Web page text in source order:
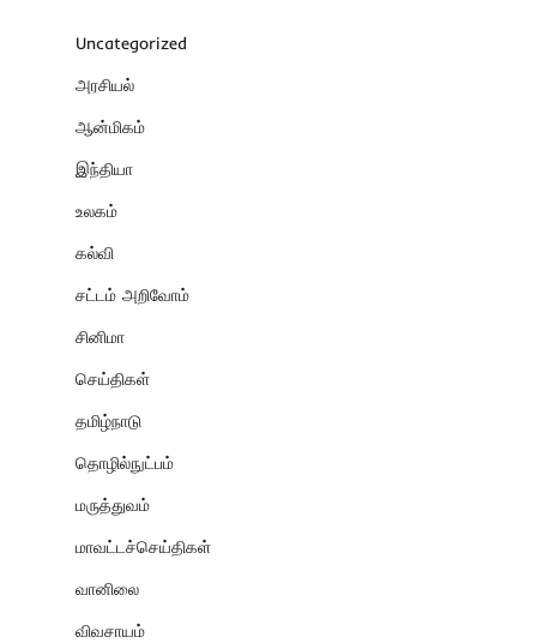
Uncategorized
அரசியல்
ஆன்மிகம்
இந்தியா
உலகம்
கல்வி
சட்டம் அறிவோம்
சினிமா
செய்திகள்
தமிழ்நாடு
தொழில்நுட்பம்
மருத்துவம்
மாவட்டச்செய்திகள்
வானிலை
விவசாயம்